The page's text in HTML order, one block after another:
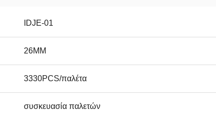
IDJE-01
26MM
3330PCS/παλέτα
συσκευασία παλετών